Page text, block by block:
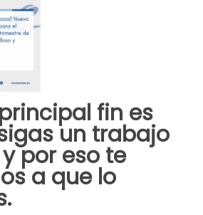
fin es
un trabajo
por eso te
a que lo